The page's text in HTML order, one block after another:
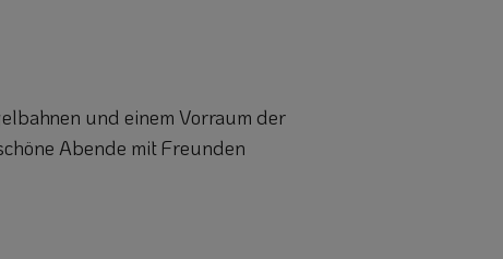
und einem Vorraum der
Abende mit Freunden